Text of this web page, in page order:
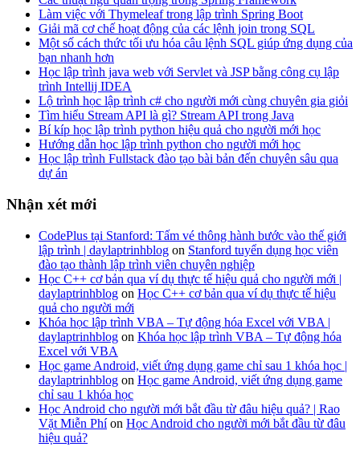
Làm việc với Thymeleaf trong lập trình Spring Boot
Giải mã cơ chế hoạt động của các lệnh join trong SQL
Một số cách thức tối ưu hóa câu lệnh SQL giúp ứng dụng của
bạn nhanh hơn
Học lập trình java web với Servlet và JSP bằng công cụ lập
trình Intellij IDEA
Lộ trình học lập trình c# cho người mới cùng chuyên gia giỏi
Tìm hiểu Stream API là gì? Stream API trong Java
Bí kíp học lập trình python hiệu quả cho người mới học
Hướng dẫn học lập trình python cho người mới học
Học lập trình Fullstack đào tạo bài bản đến chuyên sâu qua
dự án
Nhận xét mới
CodePlus tại Stanford: Tấm vé thông hành bước vào thế giới
lập trình | daylaptrinhblog on Stanford tuyển dụng học viên
đào tạo thành lập trình viên chuyên nghiệp
Học C++ cơ bản qua ví dụ thực tế hiệu quả cho người mới |
daylaptrinhblog on Học C++ cơ bản qua ví dụ thực tế hiệu
quả cho người mới
Khóa học lập trình VBA – Tự động hóa Excel với VBA |
daylaptrinhblog on Khóa học lập trình VBA – Tự động hóa
Excel với VBA
Học game Android, viết ứng dụng game chỉ sau 1 khóa học |
daylaptrinhblog on Học game Android, viết ứng dụng game
chỉ sau 1 khóa học
Học Android cho người mới bắt đầu từ đâu hiệu quả? | Rao
Vặt Miễn Phíon Học Android cho người mới bắt đầu từ đâu
hiệu quả?